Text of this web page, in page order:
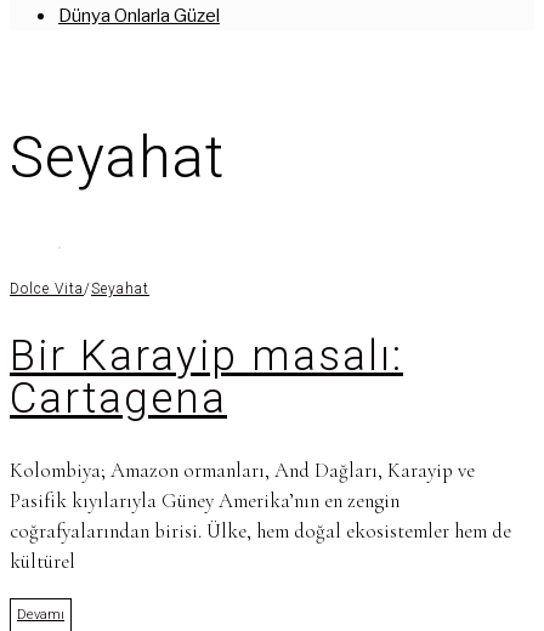
Dünya Onlarla Güzel
Seyahat
Dolce Vita /Seyahat
Bir Karayip masalı:
Cartagena
Kolombiya; Amazon ormanları, And Dağları, Karayip ve
Pasifik kıyılarıyla Güney Amerika’nın en zengin
coğrafyalarından birisi. Ülke, hem doğal ekosistemler hem de
kültürel
Devamı